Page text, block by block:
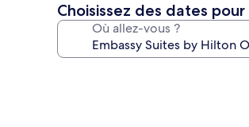
Choisissez des dates
Où allez-vous ?